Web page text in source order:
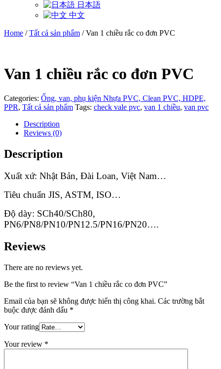
日本語
中文
Home /Tất cả sản phẩm / Van 1 chiều rắc co đơn PVC
Van 1 chiều rắc co đơn PVC
Categories: Ống, van, phụ kiện Nhựa PVC, Clean PVC, HDPE,
PPR, Tất cả sản phẩm Tags: check vale pvc, van 1 chiều, van pvc
Description
Reviews (0)
Description
Xuất xứ: Nhật Bản, Đài Loan, Việt Nam…
Tiêu chuẩn JIS, ASTM, ISO…
Độ dày: SCh40/SCh80,
PN6/PN8/PN10/PN12.5/PN16/PN20….
Reviews
There are no reviews yet.
Be the first to review “Van 1 chiều rắc co đơn PVC”
Email của bạn sẽ không được hiển thị công khai. Các trường bắt
buộc được đánh dấu *
Your rating
Your review *